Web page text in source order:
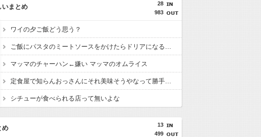
28
983
いまとめ
ワイの夕ご飯どう思う？
ご飯にパスタのミートソースをかけたらドリアになる←これ
マッマのチャーハン←嫌い マッマのオムライス
定食屋で知らんおっさんにそれ美味そうやなって勝手に刺身一切れ食われたから警察呼んだ
シチューが食べられる店って無いよな
13
499
め